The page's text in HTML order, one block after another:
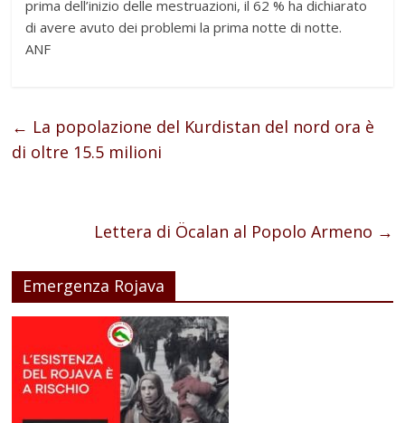
prima dell’inizio delle mestruazioni, il 62 % ha dichiarato
di avere avuto dei problemi la prima notte di notte.
ANF
← La popolazione del Kurdistan del nord ora è
di oltre 15.5 milioni
Lettera di Öcalan al Popolo Armeno →
Emergenza Rojava